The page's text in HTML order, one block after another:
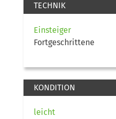
TECHNIK
Einsteiger
Fortgeschrittene
KONDITION
leicht